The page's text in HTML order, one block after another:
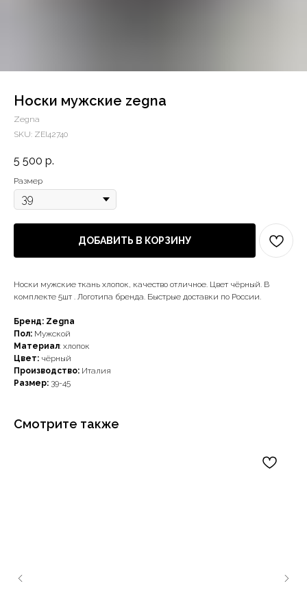
Носки мужские zegna
Zegna
SKU: ZEI42740
5 500 р.
Размер
ДОБАВИТЬ В КОРЗИНУ
Носки мужские ткань хлопок, качество отличное. Цвет чёрный. В
комплекте 5шт . Логотипа бренда. Быстрые доставки по России.
Бренд: Zegna
Пол: Мужской
Материал: хлопок
Цвет: чёрный
Производство: Италия
Размер: 39-45
Смотрите также